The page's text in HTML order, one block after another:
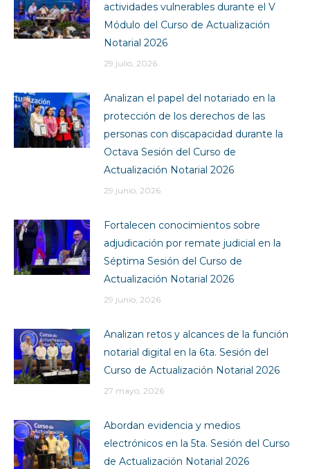
actividades vulnerables durante el V
Módulo del Curso de Actualización
Notarial 2026
29 julio, 2026
Analizan el papel del notariado en la
protección de los derechos de las
personas con discapacidad durante la
Octava Sesión del Curso de
Actualización Notarial 2026
29 junio, 2026
Fortalecen conocimientos sobre
adjudicación por remate judicial en la
Séptima Sesión del Curso de
Actualización Notarial 2026
29 junio, 2026
Analizan retos y alcances de la función
notarial digital en la 6ta. Sesión del
Curso de Actualización Notarial 2026
27 mayo, 2026
Abordan evidencia y medios
electrónicos en la 5ta. Sesión del Curso
de Actualización Notarial 2026